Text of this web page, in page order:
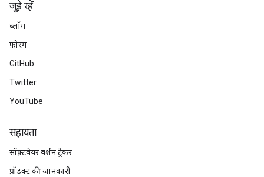
जुड़े रहें
ब्लॉग
फ़ोरम
GitHub
Twitter
YouTube
सहायता
सॉफ़्टवेयर वर्शन ट्रैकर
प्रॉडक्ट की जानकारी